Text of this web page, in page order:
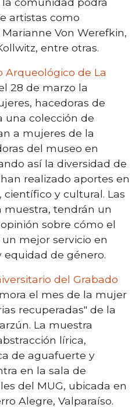
artistas como
Von Werefkin,
entre otras.
Arqueológico de La
28 de marzo la
hacedoras de
una colección de
a mujeres de la
del museo en
así la diversidad de
realizado aportes en
y cultural. Las
muestra, tendrán un
sobre cómo el
mejor servicio en
de género.
del Grabado
el mes de la mujer
recuperadas" de la
La muestra
lírica,
de aguafuerte y
en la sala de
del MUG, ubicada en
Alegre, Valparaíso.